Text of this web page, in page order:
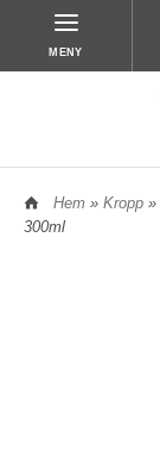
MENY
Hem » Kropp »
300ml